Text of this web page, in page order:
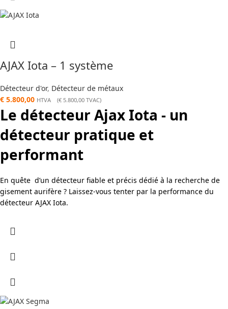
AJAX Iota – 1 système
Détecteur d'or, Détecteur de métaux
€ 5.800,00 HTVA (€ 5.800,00 TVAC)
Le détecteur Ajax Iota - un
détecteur pratique et
performant
En quête d’un détecteur fiable et précis dédié à la recherche de
gisement aurifère ? Laissez-vous tenter par la performance du
détecteur AJAX Iota.